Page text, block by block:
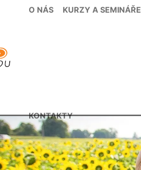
O NÁS KURZY A SEMINÁŘE
KONTAKTY